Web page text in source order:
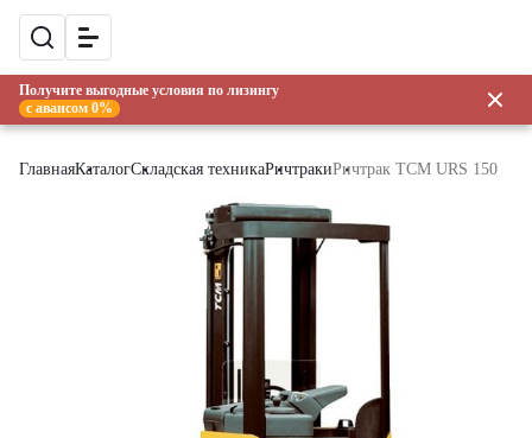
Получите выгодные условия по лизингу
с авансом 0%
ГлавнаяКаталогСкладская техникаРичтракиРичтрак TCM URS 150